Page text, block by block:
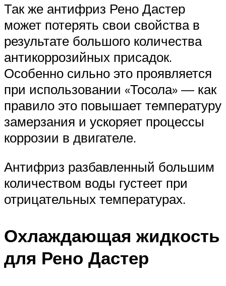
Так же антифриз Рено Дастер
может потерять свои свойства в
результате большого количества
антикоррозийных присадок.
Особенно сильно это проявляется
при использовании «Тосола» — как
правило это повышает температуру
замерзания и ускоряет процессы
коррозии в двигателе.
Антифриз разбавленный большим
количеством воды густеет при
отрицательных температурах.
Охлаждающая жидкость
для Рено Дастер